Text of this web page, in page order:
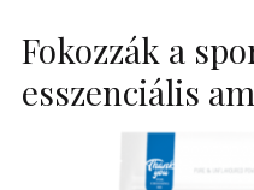
Fokozzák a
esszenciális